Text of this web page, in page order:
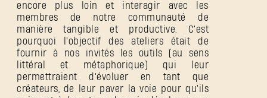
encore plus loin et interagir avec les
membres de notre communauté de
manière tangible et productive. C'est
pourquoi l'objectif des ateliers était de
fournir à nos invités les outils (au sens
littéral et métaphorique) qui leur
permettraient d'évoluer en tant que
créateurs, de leur paver la voie pour qu'ils